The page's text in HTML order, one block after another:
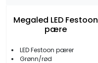
Megaled LED Festoon
pære
LED Festoon pærer
Grønn/rød